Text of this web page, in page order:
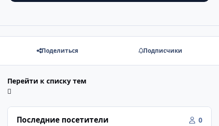
Поделиться Подписчики
Перейти к списку тем
Последние посетители 0